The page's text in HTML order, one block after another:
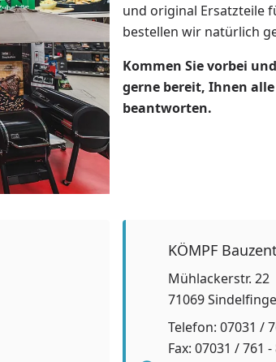
und original Ersatzteile
bestellen wir natürlich
Kommen Sie vorbei
gerne bereit, Ihnen
beantworten.
KÖMPF
Mühlackerstr. 22
71069
Telefon: 07031 /
Fax: 07031 / 761 -